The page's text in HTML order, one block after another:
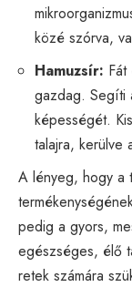
közé szórva,
Hamuzsír:
gazdag. Segíti
képességét.
talajra, kerülve
A lényeg, hogy a
pedig a gyors,
egészséges, élő
retek számára